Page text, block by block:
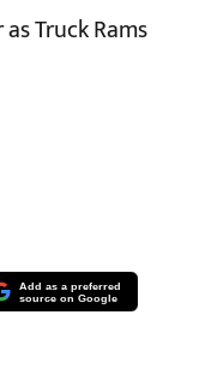
Truck Rams
Add as a preferred
source on Google